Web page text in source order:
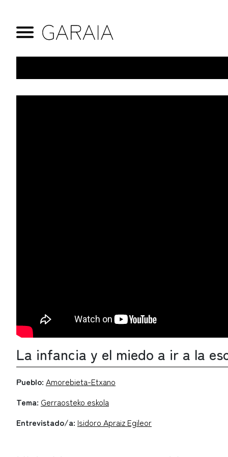
La infancia y el miedo a ir a la
Pueblo: Amorebieta-Etxano
Tema: Gerraosteko eskola
Entrevistado/a: Isidoro Apraiz Egileor